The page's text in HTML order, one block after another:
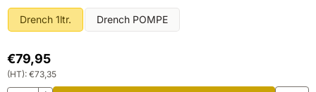
Drench 1ltr. Drench POMPE
€79,95
(HT): €73,35